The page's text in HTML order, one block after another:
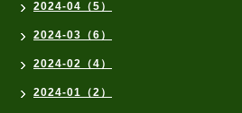
2024-04（5）
2024-03（6）
2024-02（4）
2024-01（2）